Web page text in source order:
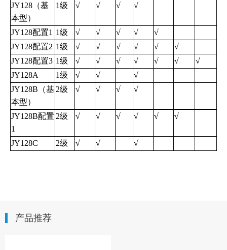
JY128（基
本型）
1级 √ √ √ √
JY128配置1 1级 √ √ √ √
√
JY128配置2 1级 √ √ √ √ √
√
JY128配置3 1级 √ √ √ √ √ √
√
JY128A
1级 √ √
√
JY128B（基
本型）
2级 √ √ √ √
JY128B配置
1
2级 √ √ √ √ √ √
JY128C 2级 √ √ √
产品推荐